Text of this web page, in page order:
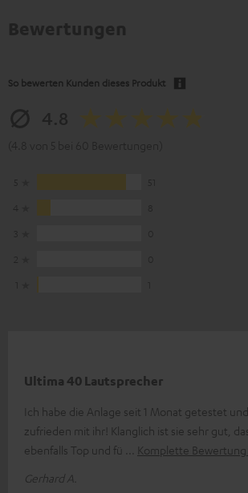
So bewerten Kunden dieses Produkt
Ultima 40 Lautsprecher
Ich habe die Anlage seit 1 Monat getestet
zufrieden mit ihr! Klanglich ist sie sehr gut,
ebenfalls Top und fü
Komplette Bewertung
Gerhard A.